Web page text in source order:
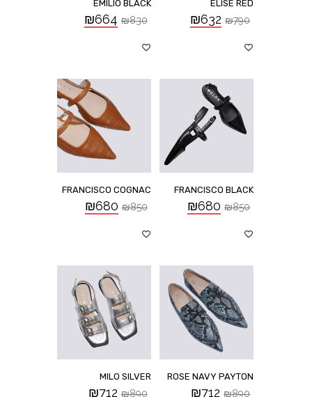
ELISE RED
₪790
₪632
EMILIO BLACK
₪830
₪664
FRANCISCO BLACK
₪850
₪680
FRANCISCO COGNAC
₪850
₪680
ROSE NAVY PAYTON
₪890
₪712
MILO SILVER
₪890
₪712